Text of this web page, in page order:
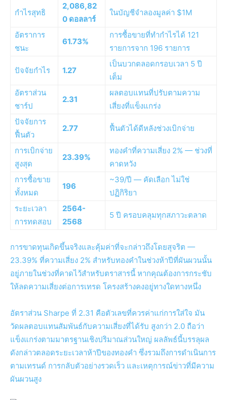
กำไรสุทธิ
2,086,82
0 ดอลลาร์
ในบัญชีจำลองมูลค่า $1M
อัตราการ
ชนะ
61.73%
การซื้อขายที่ทำกำไรได้ 121
รายการจาก 196 รายการ
ปัจจัยกำไร 1.27
เป็นบวกตลอดกรอบเวลา 5 ปี
เต็ม
อัตราส่วน
ชาร์ป
2.31
ผลตอบแทนที่ปรับตามความ
เสี่ยงที่แข็งแกร่ง
ปัจจัยการ
ฟื้นตัว
2.77 ฟื้นตัวได้ดีหลังช่วงเบิกจ่าย
การเบิกจ่าย
สูงสุด
23.39%
ทองคำที่ความเสี่ยง 2% — ช่วงที่
คาดหวัง
การซื้อขาย
ทั้งหมด
196
~39/ปี — คัดเลือก ไม่ใช่
ปฏิกิริยา
ระยะเวลา
การทดสอบ
2564-
2568
5 ปี ครอบคลุมทุกสภาวะตลาด
การขาดทุนเกิดขึ้นจริงและคุ้มค่าที่จะกล่าวถึงโดยสุจริต —
23.39% ที่ความเสี่ยง 2% สำหรับทองคำในช่วงห้าปีที่ผันผวนนั้น
อยู่ภายในช่วงที่คาดไว้สำหรับตราสารนี้ หากคุณต้องการกระชับ
ให้ลดความเสี่ยงต่อการเทรด โครงสร้างคงอยู่ทางใดทางหนึ่ง
อัตราส่วน Sharpe ที่ 2.31 คือตัวเลขที่ควรค่าแก่การใส่ใจ มัน
วัดผลตอบแทนสัมพันธ์กับความเสี่ยงที่ได้รับ สูงกว่า 2.0 ถือว่า
แข็งแกร่งตามมาตรฐานเชิงปริมาณส่วนใหญ่ ผลลัพธ์นี้บรรลุผล
ดังกล่าวตลอดระยะเวลาห้าปีของทองคำ ซึ่งรวมถึงการดำเนินการ
ตามเทรนด์ การกลับตัวอย่างรวดเร็ว และเหตุการณ์ข่าวที่มีความ
ผันผวนสูง